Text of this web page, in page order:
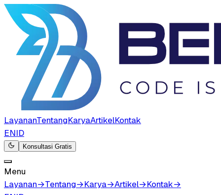
LayananTentangKaryaArtikelKontak
ENID
Konsultasi Gratis
Menu
Layanan→Tentang→Karya→Artikel→Kontak→